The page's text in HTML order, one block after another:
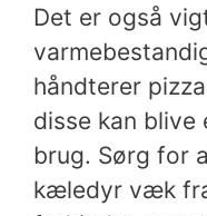
Det er også
håndterer
disse kan blive
brug. Sørg for
kæledyr væk